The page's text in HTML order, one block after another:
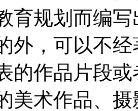
育规划而编
外，可以不
的作品片段
美术作品、